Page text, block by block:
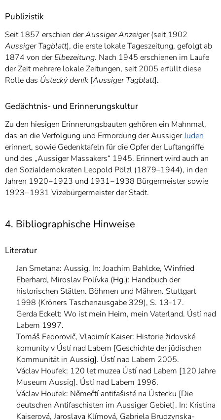
Publizistik
Seit 1857 erschien derAussiger Anzeiger(seit 1902
Aussiger Tagblatt), die erste lokale Tageszeitung, gefolgt ab
1874 von derElbezeitung. Nach 1945 erschienen im Laufe
der Zeit mehrere lokale Zeitungen, seit 2005 erfüllt diese
Rolle das Ústecký deník [Aussiger Tagblatt].
Gedächtnis- und Erinnerungskultur
Zu den hiesigen Erinnerungsbauten gehören ein Mahnmal,
das an die Verfolgung und Ermordung der AussigerJuden
erinnert, sowie Gedenktafeln für die Opfer der Luftangriffe
und des „Aussiger Massakers“ 1945. Erinnert wird auch an
den Sozialdemokraten Leopold Pölzl (1879–1944), in den
Jahren 1920‒1923 und 1931‒1938 Bürgermeister sowie
1923‒1931 Vizebürgermeister der Stadt.
4. Bibliographische Hinweise
Literatur
Jan Smetana: Aussig. In: Joachim Bahlcke, Winfried
Eberhard, Miroslav Polívka (Hg.): Handbuch der
historischen Stätten. Böhmen und Mähren. Stuttgart
1998 (Kröners Taschenausgabe 329), S. 13-17.
Gerda Eckelt: Wo ist mein Heim, mein Vaterland. Ústí nad
Labem 1997.
Tomáš Fedorovič, Vladimír Kaiser: Historie židovské
komunity v Ústí nad Labem [Geschichte der jüdischen
Kommunität in Aussig]. Ústí nad Labem 2005.
Václav Houfek: 120 let muzea Ústí nad Labem [120 Jahre
Museum Aussig]. Ústí nad Labem 1996.
Václav Houfek: Němečtí antifašisté na Ústecku [Die
deutschen Antifaschisten im Aussiger Gebiet]. In: Kristina
Kaiserová, Jaroslava Klímová, Gabriela Brudzynska-